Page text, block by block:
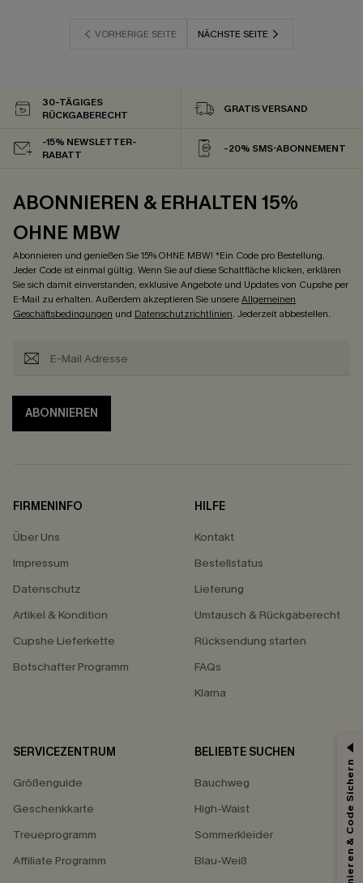
VORHERIGE SEITE NÄCHSTE SEITE
30-TÄGIGES
RÜCKGABERECHT
GRATIS VERSAND
-15% NEWSLETTER-
RABATT
-20% SMS-ABONNEMENT
ABONNIEREN & ERHALTEN 15%
OHNE MBW
Abonnieren und genießen Sie 15% OHNE MBW! *Ein Code pro Bestellung.
Jeder Code ist einmal gültig. Wenn Sie auf diese Schaltfläche klicken, erklären
Sie sich damit einverstanden, exklusive Angebote und Updates von Cupshe per
E-Mail zu erhalten. Außerdem akzeptieren Sie unsereAllgemeinen
Geschäftsbedingungen und Datenschutzrichtlinien. Jederzeit abbestellen.
ABONNIEREN
FIRMENINFO
Über Uns
Impressum
Datenschutz
Artikel & Kondition
Cupshe Lieferkette
Botschafter Programm
HILFE
Kontakt
Bestellstatus
Lieferung
Umtausch & Rückgaberecht
Rücksendung starten
FAQs
Klarna
SERVICEZENTRUM
Größenguide
Geschenkkarte
Treueprogramm
Affiliate Programm
BELIEBTE SUCHEN
Bauchweg
High-Waist
Sommerkleider
Blau-Weiß
15% ERHALTEN
15% ohne MBW für E-Mail-Abonnenten. Abonnieren & Code Sichern